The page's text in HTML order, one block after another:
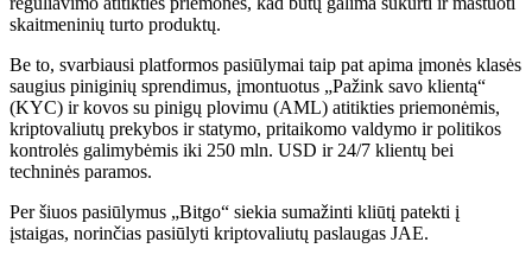
skaitmeninių turto produktų.
Be to, svarbiausi platformos pasiūlymai taip pat apima įmonės klasės
saugius piniginių sprendimus, įmontuotus „Pažink savo klientą“
(KYC) ir kovos su pinigų plovimu (AML) atitikties priemonėmis,
kriptovaliutų prekybos ir statymo, pritaikomo valdymo ir politikos
kontrolės galimybėmis iki 250 mln. USD ir 24/7 klientų bei
techninės paramos.
Per šiuos pasiūlymus „Bitgo“ siekia sumažinti kliūtį patekti į
įstaigas, norinčias pasiūlyti kriptovaliutų paslaugas JAE.